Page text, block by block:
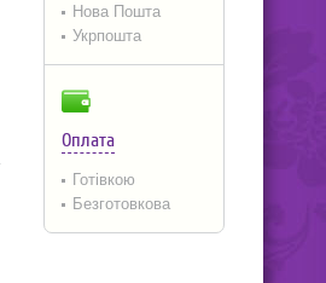
Нова Пошта
Укрпошта
Оплата
Готівкою
Безготовкова